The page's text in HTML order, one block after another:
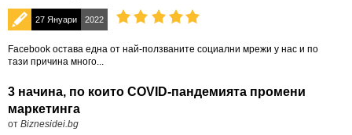
27 Януари 2022
Facebook остава една от най-ползваните социални мрежи у нас и по
тази причина много...
3 начина, по които COVID-пандемията промени
маркетинга
от Biznesidei.bg